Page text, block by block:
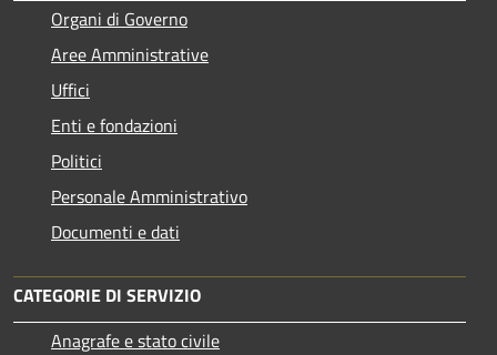
Organi di Governo
Aree Amministrative
Uffici
Enti e fondazioni
Politici
Personale Amministrativo
Documenti e dati
CATEGORIE DI SERVIZIO
Anagrafe e stato civile